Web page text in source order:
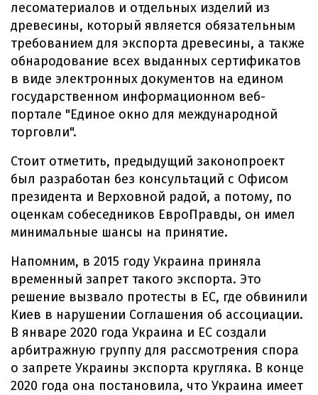
лесоматериалов и отдельных изделий из
древесины, который является обязательным
требованием для экспорта древесины, а также
обнародование всех выданных сертификатов
в виде электронных документов на едином
государственном информационном веб-
портале "Единое окно для международной
торговли".
Стоит отметить, предыдущий законопроект
был разработан без консультаций с Офисом
президента и Верховной радой, а потому, по
оценкам собеседников ЕвроПравды, он имел
минимальные шансы на принятие.
Напомним, в 2015 году Украина приняла
временный запрет такого экспорта. Это
решение вызвало протесты в ЕС, где обвинили
Киев в нарушении Соглашения об ассоциации.
В январе 2020 года Украина и ЕС создали
арбитражную группу для рассмотрения спора
о запрете Украины экспорта кругляка. В конце
2020 года она постановила, что Украина имеет